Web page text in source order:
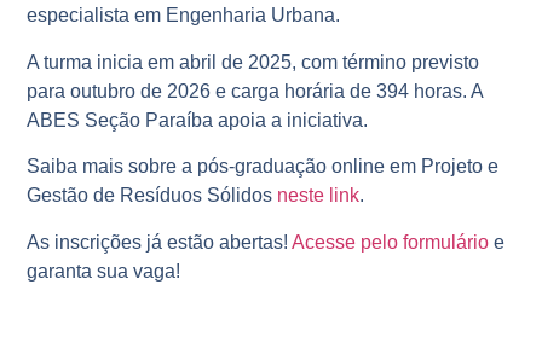
especialista em Engenharia Urbana.
A turma inicia em abril de 2025, com término previsto
para outubro de 2026 e carga horária de 394 horas. A
ABES Seção Paraíba apoia a iniciativa.
Saiba mais sobre a pós-graduação online em Projeto e
Gestão de Resíduos Sólidos neste link.
As inscrições já estão abertas!Acesse pelo formulário e
garanta sua vaga!